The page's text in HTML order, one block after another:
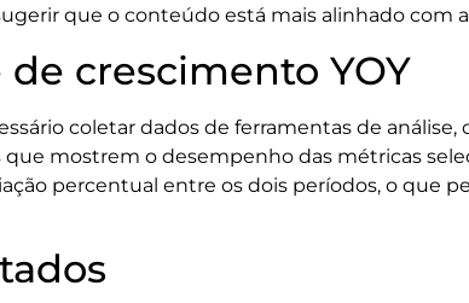
que o conteúdo está mais alinhado com
crescimento YOY
coletar dados de ferramentas de
mostrem o desempenho das métricas
percentual entre os dois períodos, o que